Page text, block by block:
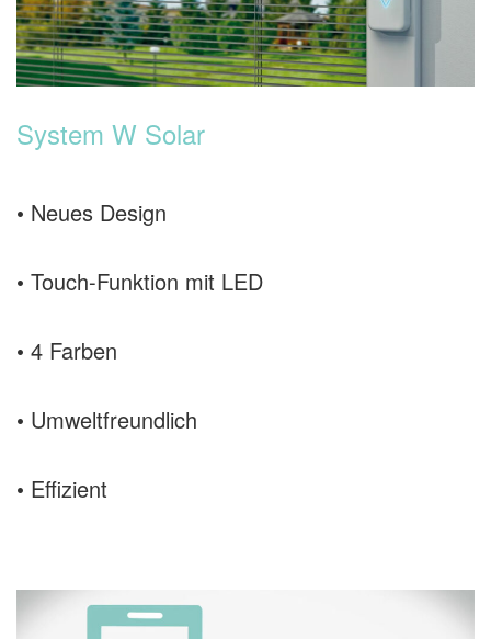
System W Solar
• Neues Design
• Touch-Funktion mit LED
• 4 Farben
• Umweltfreundlich
• Effizient